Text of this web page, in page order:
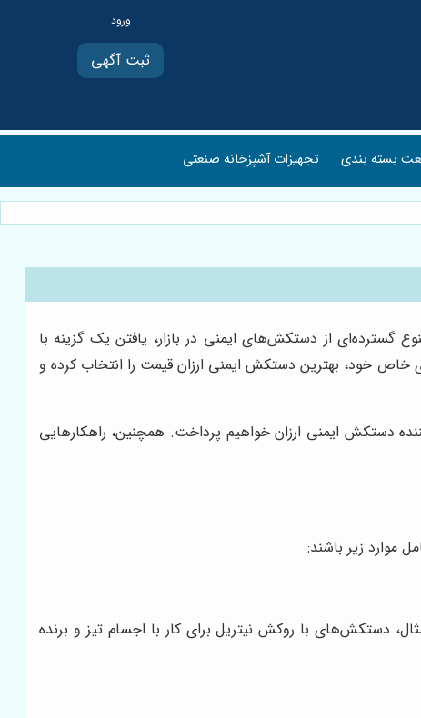
ثبت آگهی
بسته بندی تجهیزات آشپزخانه صنعتی
از دستکش‌های ایمنی در بازار، یافتن یک گزینه با
خاص خود، بهترین دستکش ایمنی ارزان قیمت را انتخاب کرده و
دستکش ایمنی ارزان خواهیم پرداخت. همچنین، راهکارهایی
موارد زیر باشند:
دستکش‌های با روکش نیتریل برای کار با اجسام تیز و برنده